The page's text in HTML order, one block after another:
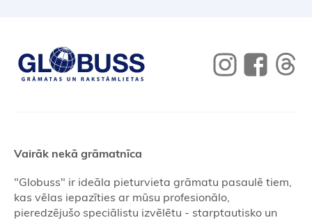
Vairāk nekā grāmatnīca
"Globuss" ir ideāla pieturvieta grāmatu pasaulē tiem,
kas vēlas iepazīties ar mūsu profesionālo,
pieredzējušo speciālistu izvēlētu - starptautisko un